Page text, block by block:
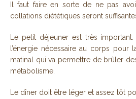
Il faut faire en sorte de ne pas
collations diététiques seront
Le petit déjeuner est très
l’énergie nécessaire au corps pour
matinal qui va permettre de brûler
métabolisme.
Le dîner doit être léger et assez tôt